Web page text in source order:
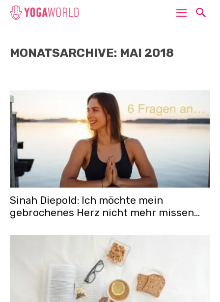
MONATSARCHIVE: MAI 2018
Sinah Diepold: Ich möchte mein
gebrochenes Herz nicht mehr missen…